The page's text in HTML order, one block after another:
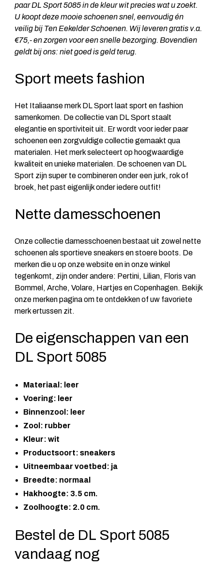
paar DL Sport 5085 in de kleur wit precies wat u zoekt.
U koopt deze mooie schoenen snel, eenvoudig én
veilig bij Ten Eekelder Schoenen. Wij leveren gratis v.a.
€75,- en zorgen voor een snelle bezorging. Bovendien
geldt bij ons: niet goed is geld terug.
Sport meets fashion
Het Italiaanse merk DL Sport laat sport en fashion
samenkomen. De collectie van DL Sport staalt
elegantie en sportiviteit uit. Er wordt voor ieder paar
schoenen een zorgvuldige collectie gemaakt qua
materialen. Het merk selecteert op hoogwaardige
kwaliteit en unieke materialen. De schoenen van DL
Sport zijn super te combineren onder een jurk, rok of
broek, het past eigenlijk onder iedere outfit!
Nette damesschoenen
Onze collectie damesschoenen bestaat uit zowel nette
schoenen als sportieve sneakers en stoere boots. De
merken die u op onze website en in onze winkel
tegenkomt, zijn onder andere: Pertini, Lilian, Floris van
Bommel, Arche, Volare, Hartjes en Copenhagen. Bekijk
onzemerken paginaom te ontdekken of uw favoriete
merk ertussen zit.
De eigenschappen van een
DL Sport 5085
Materiaal: leer
Voering: leer
Binnenzool: leer
Zool: rubber
Kleur: wit
Productsoort: sneakers
Uitneembaar voetbed: ja
Breedte: normaal
Hakhoogte: 3.5 cm.
Zoolhoogte: 2.0 cm.
Bestel de DL Sport 5085
vandaag nog